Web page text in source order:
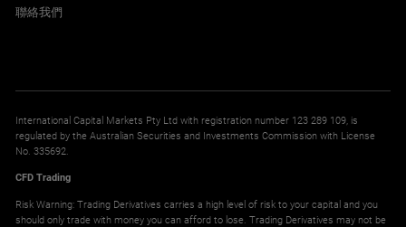
聯絡我們
International Capital Markets Pty Ltd with registration number 123 289 109, is
regulated by the Australian Securities and Investments Commission with License
No. 335692.
CFD Trading
Risk Warning: Trading Derivatives carries a high level of risk to your capital and you
should only trade with money you can afford to lose. Trading Derivatives may not be